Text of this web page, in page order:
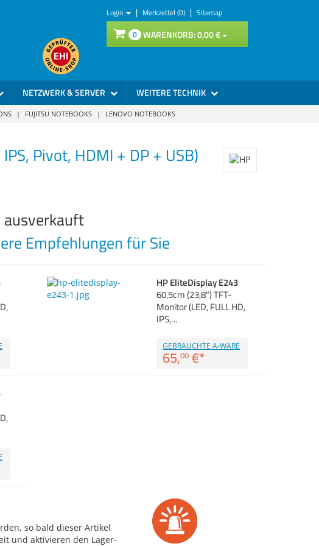
Login | Merkzettel (0) | Sitemap
0 WARENKORB:0,00€
NETZWERK & SERVER WEITERE TECHNIK
| FUJITSU NOTEBOOKS | LENOVO NOTEBOOKS
Pivot, HDMI + DP + USB)
Empfehlungen für Sie
HP EliteDisplay E243
60,5cm (23,8") TFT-
Monitor (LED, FULL HD,
IPS,…
GEBRAUCHTE A-WARE
65,00 €*
so bald dieser Artikel
und aktivieren den Lager-